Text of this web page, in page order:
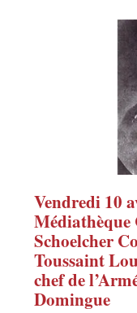
Vendredi 10
Médiathèque
Schoelcher
Toussaint
chef de
Domingue